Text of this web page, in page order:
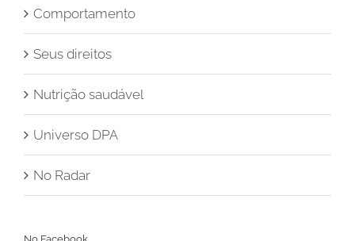
Comportamento
Seus direitos
Nutrição saudável
Universo DPA
No Radar